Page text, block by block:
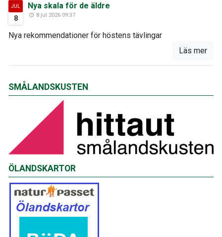
JUL
8
Nya skala för de äldre
8 jul 2026 09:37
Nya rekommendationer för höstens tävlingar
Läs mer
SMÅLANDSKUSTEN
ÖLANDSKARTOR